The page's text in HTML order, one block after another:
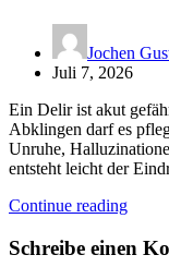
Jochen
Juli 7, 2026
Ein Delir ist akut
Abklingen darf es
Unruhe,
entsteht leicht der
Continue reading
Schreibe einen